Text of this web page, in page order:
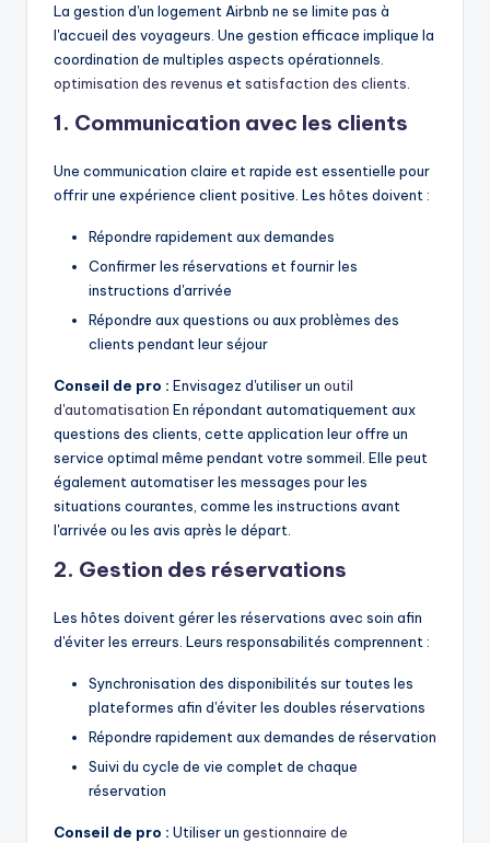
La gestion d'un logement Airbnb ne se limite pas à
l'accueil des voyageurs. Une gestion efficace implique la
coordination de multiples aspects opérationnels.
optimisation des revenus et satisfaction des clients
1. Communication avec les clients
Une communication claire et rapide est essentielle pour
offrir une expérience client positive. Les hôtes doivent :
Répondre rapidement aux demandes
Confirmer les réservations et fournir les
instructions d'arrivée
Répondre aux questions ou aux problèmes des
clients pendant leur séjour
Conseil de pro : Envisagez d'utiliser un outil
d'automatisation En répondant automatiquement aux
questions des clients, cette application leur offre un
service optimal même pendant votre sommeil. Elle peut
également automatiser les messages pour les
situations courantes, comme les instructions avant
l'arrivée ou les avis après le départ.
2. Gestion des réservations
Les hôtes doivent gérer les réservations avec soin afin
d'éviter les erreurs. Leurs responsabilités comprennent :
Synchronisation des disponibilités sur toutes les
plateformes afin d'éviter les doubles réservations
Répondre rapidement aux demandes de réservation
Suivi du cycle de vie complet de chaque
réservation
Conseil de pro : Utiliser un gestionnaire de